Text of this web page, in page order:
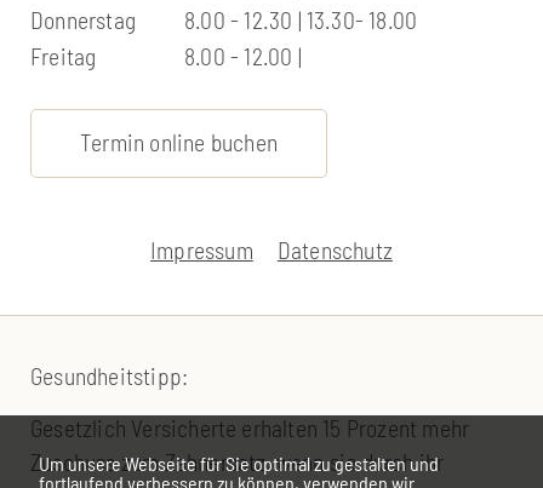
Um unsere Webseite für Sie optimal zu gestalten und
fortlaufend verbessern zu können, verwenden wir
Donnerstag
8.00 - 12.30 | 13.30- 18.00
Freitag
8.00 - 12.00 |
Termin online buchen
Impressum Datenschutz
Gesundheitstipp:
Gesetzlich Versicherte erhalten 15 Prozent mehr
Zuschuss zum Zahnersatz, wenn sie durch ihr